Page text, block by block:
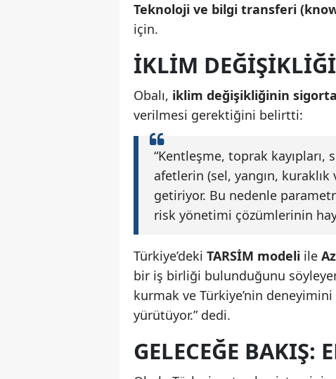
Teknoloji ve bilgi transferi
için.
İKLIM
Obalı, iklim değişikliğinin
verilmesi gerektiğini belirtti:
“Kentleşme, toprak kayıpları,
afetlerin (sel, yangın,
getiriyor. Bu nedenle
risk yönetimi çözümlerinin
Türkiye’deki TARSİM modeli ile
bir iş birliği bulunduğunu
kurmak ve Türkiye’nin
yürütüyor.” dedi.
GELECEĞE BAKIŞ: